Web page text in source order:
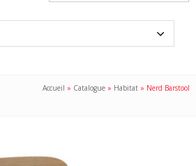
Accueil » Catalogue » Habitat » Nerd Barstool